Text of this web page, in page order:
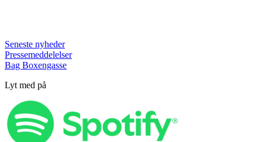
Seneste nyheder
Pressemeddelelser
Bag Boxengasse
Lyt med på